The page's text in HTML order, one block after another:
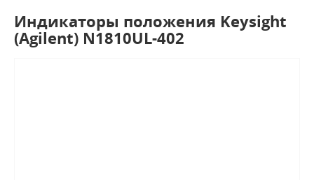
Индикаторы положения Keysight
(Agilent) N1810UL-402